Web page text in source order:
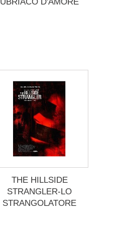
THE HILLSIDE
STRANGLER-LO
STRANGOLATORE